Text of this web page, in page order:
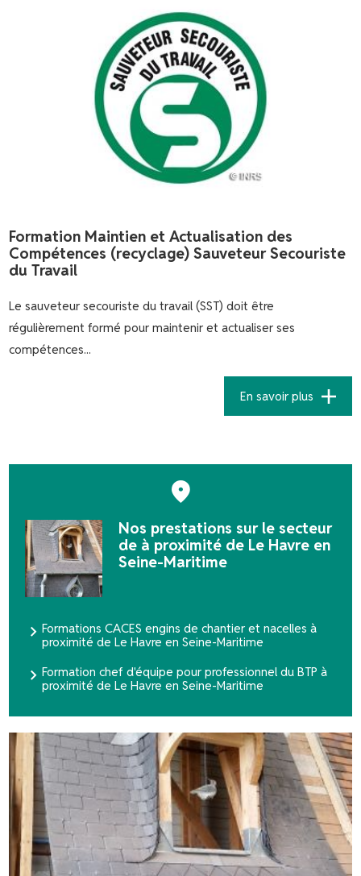
Formation Maintien et Actualisation des
Compétences (recyclage) Sauveteur Secouriste
du Travail
Le sauveteur secouriste du travail (SST) doit être
régulièrement formé pour maintenir et actualiser ses
compétences...
En savoir plus
Nos prestations sur le secteur
de à proximité de Le Havre en
Seine-Maritime
Formations CACES engins de chantier et nacelles à
proximité de Le Havre en Seine-Maritime
Formation chef d'équipe pour professionnel du BTP à
proximité de Le Havre en Seine-Maritime